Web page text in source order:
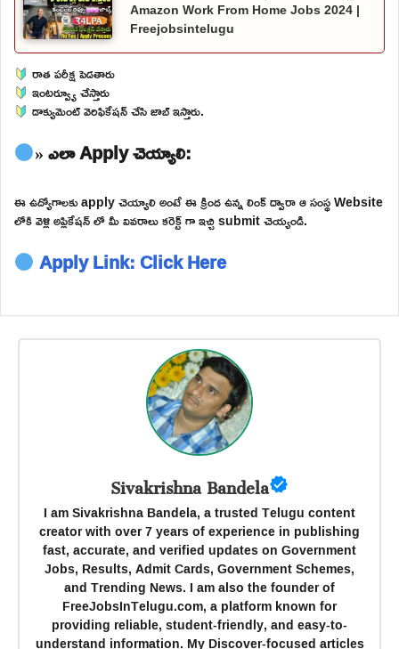
Amazon Work From Home Jobs 2024 |
Freejobsintelugu
రాత పరీక్ష పెడతారు
ఇంటర్వ్యూ చేస్తారు
డాక్యుమెంట్ వెరిఫికేషన్ చేసి జాబ్ ఇస్తారు.
» ఎలా Apply చెయ్యాలి:
ఈ ఉద్యోగాలకు apply చెయ్యాలి అంటే ఈ క్రింద ఉన్న లింక్ ద్వారా ఆ సంస్థ Website
లోకి వెళ్లి అప్లికేషన్ లో మీ వివరాలు కరెక్ట్ గా ఇచ్చి submit చెయ్యండి.
Apply Link: Click Here
Sivakrishna Bandela
I am Sivakrishna Bandela, a trusted Telugu content
creator with over 7 years of experience in publishing
fast, accurate, and verified updates on Government
Jobs, Results, Admit Cards, Government Schemes,
and Trending News. I am also the founder of
FreeJobsInTelugu.com, a platform known for
providing reliable, student-friendly, and easy-to-
understand information. My Discover-focused articles